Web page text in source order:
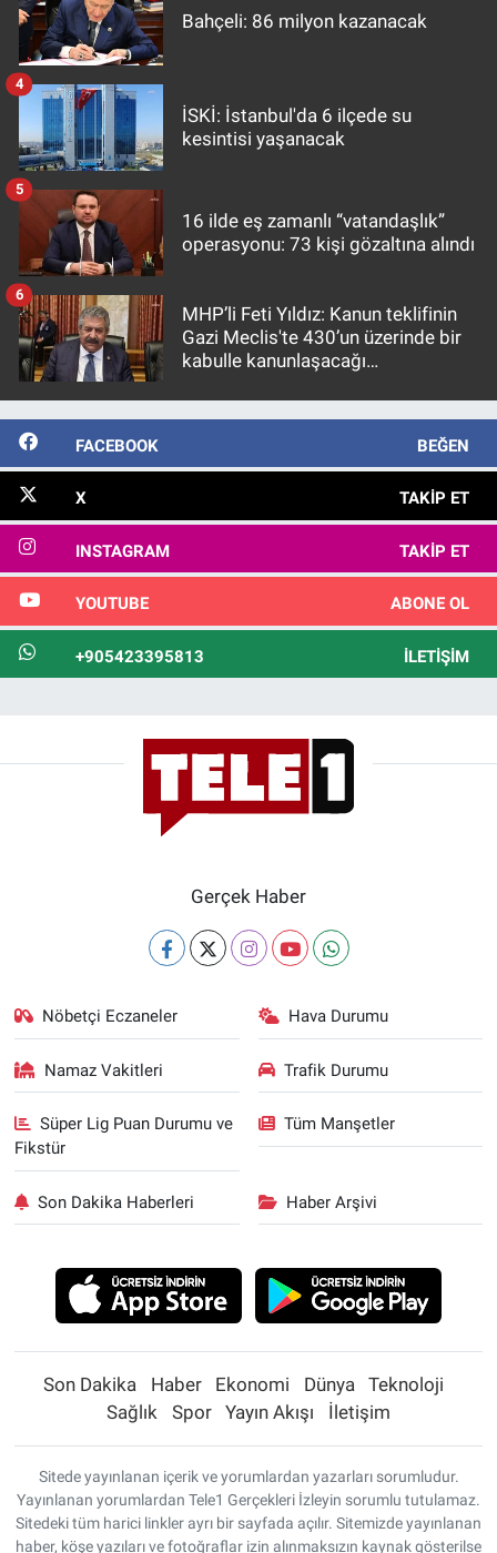
Bahçeli: 86 milyon kazanacak
İSKİ: İstanbul'da 6 ilçede su
kesintisi yaşanacak
4
16 ilde eş zamanlı “vatandaşlık”
operasyonu: 73 kişi gözaltına alındı
5
MHP’li Feti Yıldız: Kanun teklifinin
Gazi Meclis'te 430’un üzerinde bir
kabulle kanunlaşacağı
6
FACEBOOK BEĞEN
X TAKIP ET
INSTAGRAM TAKIP ET
YOUTUBE ABONE OL
+905423395813 İLETIŞIM
Gerçek Haber
Nöbetçi Eczaneler Hava Durumu
Namaz Vakitleri Trafik Durumu
Süper Lig Puan Durumu ve
Fikstür
Tüm Manşetler
Son Dakika Haberleri Haber Arşivi
Son Dakika Haber Ekonomi Dünya
Teknoloji
Sağlık
Spor Yayın Akışı İletişim
Sitede yayınlanan içerik ve yorumlardan yazarları sorumludur.
Yayınlanan yorumlardan Tele1 Gerçekleri İzleyin sorumlu tutulamaz.
Sitedeki tüm harici linkler ayrı bir sayfada açılır. Sitemizde yayınlanan
haber, köşe yazıları ve fotoğraflar izin alınmaksızın kaynak gösterilse